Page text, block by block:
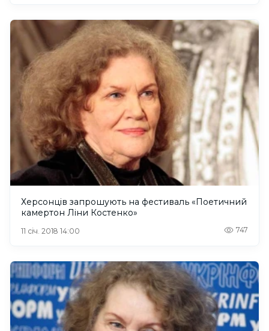
Херсонців запрошують на фестиваль «Поетичний
камертон Ліни Костенко»
11 січ. 2018 14:00 747